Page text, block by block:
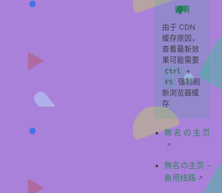
解除右键
加载中
构建
上传
常见问题
贡献者
说明
由于 CDN
缓存原因，
查看最新效
果可能需要
Ctrl +
F5
强制刷
新浏览器缓
存
無名の主页
無名の主页 -
备用线路